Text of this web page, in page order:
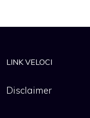
LINK VELOCI
Disclaimer